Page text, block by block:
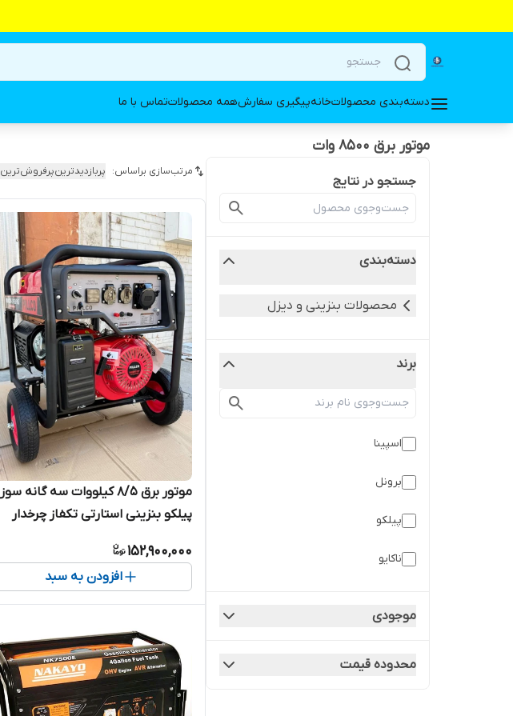
دسته‌بندی محصولاتخانهپیگیری سفارشهمه محصولاتتماس با ما
موتور برق 8500 وات
جستجو در نتایج
دسته‌بندی
محصولات بنزینی و دیزل
برند
اسپینا
برونل
پیلکو
ناکایو
موجودی
محدوده قیمت
مرتب‌سازی براساس: پربازدیدترینپرفروش‌ترین
موتور برق 8/5 کیلووات سه گانه سوز
پیلکو بنزینی استارتی تکفاز چرخدار
وات طرح سنسی
152,900,000
افزودن به سبد